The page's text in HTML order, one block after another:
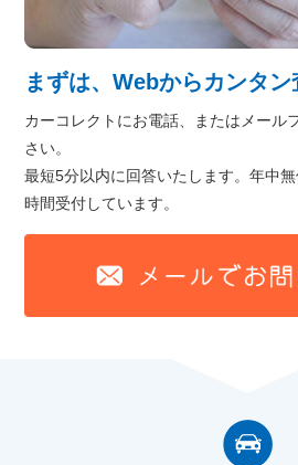
まずは、Webからカンタン
カーコレクトにお電話、またはメール
さい。
最短5分以内に回答いたします。年中
時間受付しています。